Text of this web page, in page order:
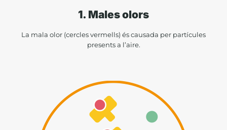
1. Males olors
La mala olor (cercles vermells) és causada per partícules
presents a l’aire.